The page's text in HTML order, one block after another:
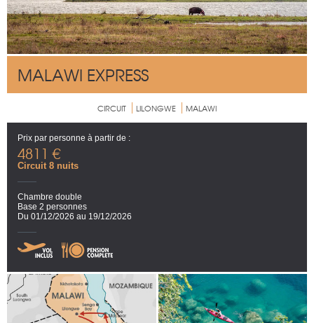
MALAWI EXPRESS
CIRCUIT LILONGWE MALAWI
Prix par personne à partir de :
4811 €
Circuit 8 nuits
Chambre double
Base 2 personnes
Du 01/12/2026 au 19/12/2026